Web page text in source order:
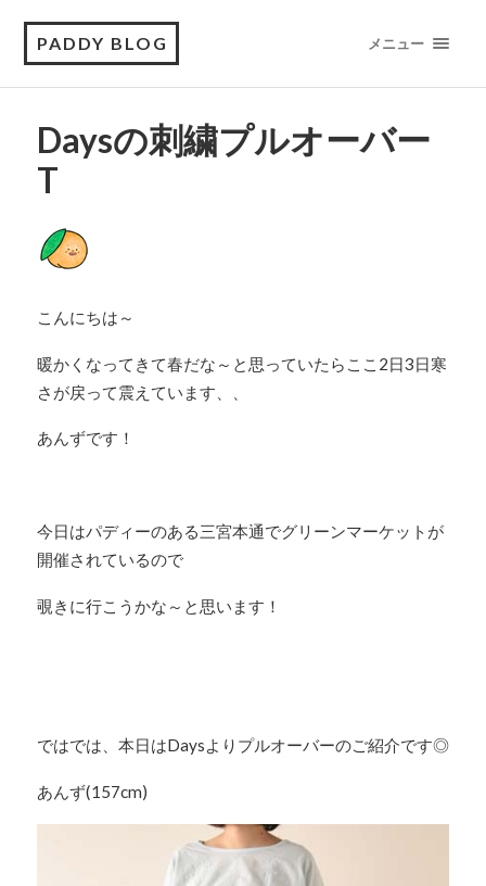
PADDY BLOG メニュー
Daysの刺繍プルオーバー
T
こんにちは～
暖かくなってきて春だな～と思っていたらここ2日3日寒
さが戻って震えています、、
あんずです！
今日はパディーのある三宮本通でグリーンマーケットが
開催されているので
覗きに行こうかな～と思います！
ではでは、本日はDaysよりプルオーバーのご紹介です◎
あんず(157cm)